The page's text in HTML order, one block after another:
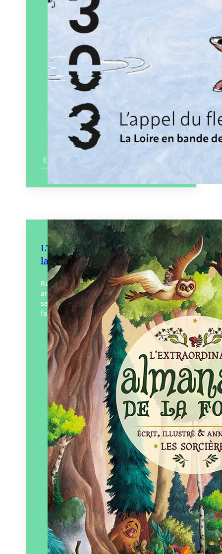
En savoir plus
L’Extraordinaire Almanach de
la forêt
Raconter la forêt et son histoire, ses
arbres et ses animaux, ses légendes et
ses métiers : qui est mieux placé pour le
faire qu’une troupe de sorcières…
Éditeur : Lumignon
Paru le06/10/2016